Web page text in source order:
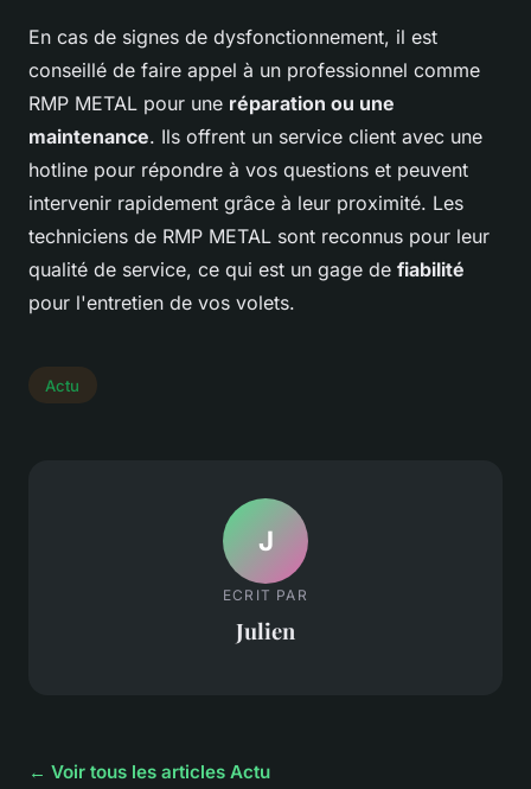
En cas de signes de dysfonctionnement, il est
conseillé de faire appel à un professionnel comme
RMP METAL pour une réparation ou une
maintenance. Ils offrent un service client avec une
hotline pour répondre à vos questions et peuvent
intervenir rapidement grâce à leur proximité. Les
techniciens de RMP METAL sont reconnus pour leur
qualité de service, ce qui est un gage de fiabilité
pour l'entretien de vos volets.
Actu
J
ECRIT PAR
Julien
← Voir tous les articles Actu